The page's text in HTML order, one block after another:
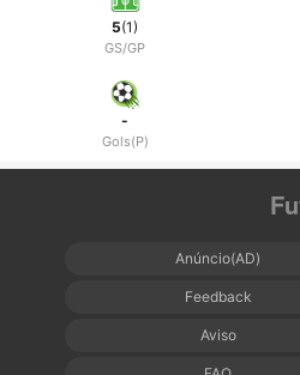
5(1)
GS/GP
-
Gols(P)
Anúncio(AD)
Feedback
Aviso